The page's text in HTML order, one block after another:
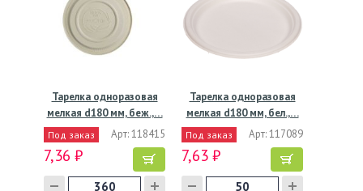
Тарелка одноразовая
мелкая d180 мм, беж.,…
Под заказ Арт: 118415
7,36 ₽
Тарелка одноразовая
мелкая d180 мм, бел.,…
Под заказ Арт: 117089
7,63 ₽